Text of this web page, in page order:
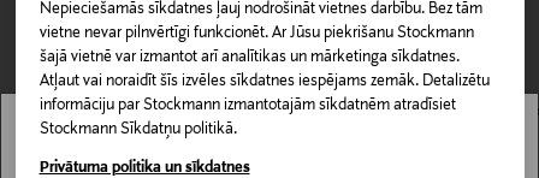
Nepieciešamās sīkdatnes ļauj nodrošināt vietnes darbību. Bez tām
vietne nevar pilnvērtīgi funkcionēt. Ar Jūsu piekrišanu Stockmann
šajā vietnē var izmantot arī analītikas un mārketinga sīkdatnes.
Atļaut vai noraidīt šīs izvēles sīkdatnes iespējams zemāk. Detalizētu
informāciju par Stockmann izmantotajām sīkdatnēm atradīsiet
Stockmann Sīkdatņu politikā.
Privātuma politika un sīkdatnes
Produkta numurs
177768222
Materiāls
Piegāde uz saņemšanas punktu
0,00 € – 4,90 €
CITI KLIENTI SKATĪJĀS ARĪ
Stockmann nav pieejams tavā valstī.